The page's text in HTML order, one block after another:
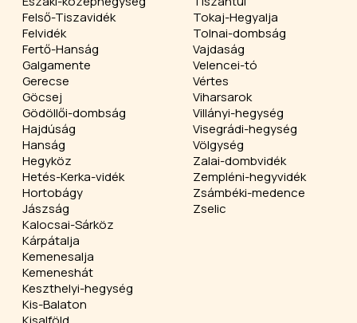
Felső-Tiszavidék
Felvidék
Fertő-Hanság
Galgamente
Gerecse
Göcsej
Gödöllői-dombság
Hajdúság
Hanság
Hegyköz
Hetés-Kerka-vidék
Hortobágy
Jászság
Kalocsai-Sárköz
Kárpátalja
Kemenesalja
Kemeneshát
Keszthelyi-hegység
Kis-Balaton
Tokaj-Hegyalja
Tolnai-dombság
Vajdaság
Velencei-tó
Vértes
Viharsarok
Villányi-hegység
Visegrádi-hegység
Völgység
Zalai-dombvidék
Zempléni-hegyvidék
Zsámbéki-medence
Zselic